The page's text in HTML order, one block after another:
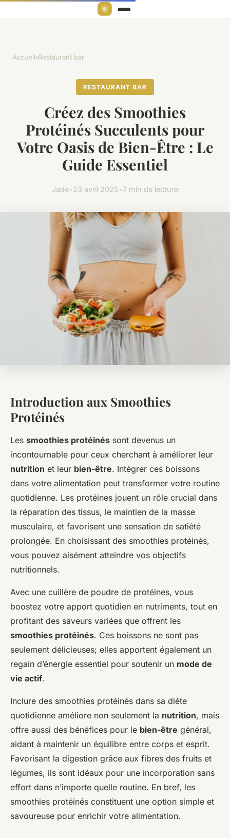
Accueil›Restaurant bar
RESTAURANT BAR
Créez des Smoothies
Protéinés Succulents pour
Votre Oasis de Bien-Être : Le
Guide Essentiel
Jade•23 avril 2025•7 min de lecture
Introduction aux Smoothies
Protéinés
Les smoothies protéinés sont devenus un
incontournable pour ceux cherchant à améliorer leur
nutrition et leur bien-être. Intégrer ces boissons
dans votre alimentation peut transformer votre routine
quotidienne. Les protéines jouent un rôle crucial dans
la réparation des tissus, le maintien de la masse
musculaire, et favorisent une sensation de satiété
prolongée. En choisissant des smoothies protéinés,
vous pouvez aisément atteindre vos objectifs
nutritionnels.
Avec une cuillère de poudre de protéines, vous
boostez votre apport quotidien en nutriments, tout en
profitant des saveurs variées que offrent les
smoothies protéinés. Ces boissons ne sont pas
seulement délicieuses; elles apportent également un
regain d’énergie essentiel pour soutenir un mode de
vie actif.
Inclure des smoothies protéinés dans sa diète
quotidienne améliore non seulement la nutrition, mais
offre aussi des bénéfices pour le bien-être général,
aidant à maintenir un équilibre entre corps et esprit.
Favorisant la digestion grâce aux fibres des fruits et
légumes, ils sont idéaux pour une incorporation sans
effort dans n’importe quelle routine. En bref, les
smoothies protéinés constituent une option simple et
savoureuse pour enrichir votre alimentation.